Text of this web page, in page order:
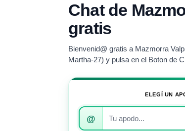
Chat de
gratis
Bienvenid@ gratis a Mazmorra
Martha-27) y pulsa en el Boton de
ELEGÍ UN
Introduce
@